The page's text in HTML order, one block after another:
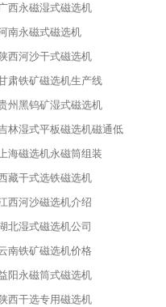
西永磁湿式磁选机
南永磁式磁选机
西河沙干式磁选机
肃铁矿磁选机生产线
州黑钨矿湿式磁选机
林湿式平板磁选机磁通低
海磁选机永磁筒组装
藏干式选铁磁选机
西河沙磁选机介绍
北湿式磁选机公司
南铁矿磁选机价格
阳永磁筒式磁选机
西干选专用磁选机